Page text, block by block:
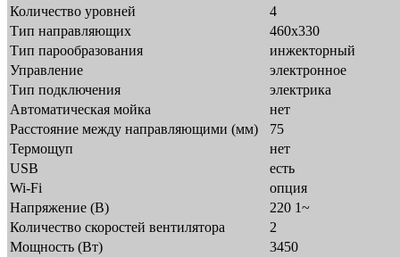
Количество уровней
4
Тип направляющих
460х330
Тип парообразования
инжекторный
Управление
электронное
Тип подключения
электрика
Автоматическая мойка
нет
Расстояние между направляющими (мм)
75
Термощуп
нет
USB
есть
Wi-Fi
опция
Напряжение (В)
220 1~
Количество скоростей вентилятора
2
Мощность (Вт)
3450